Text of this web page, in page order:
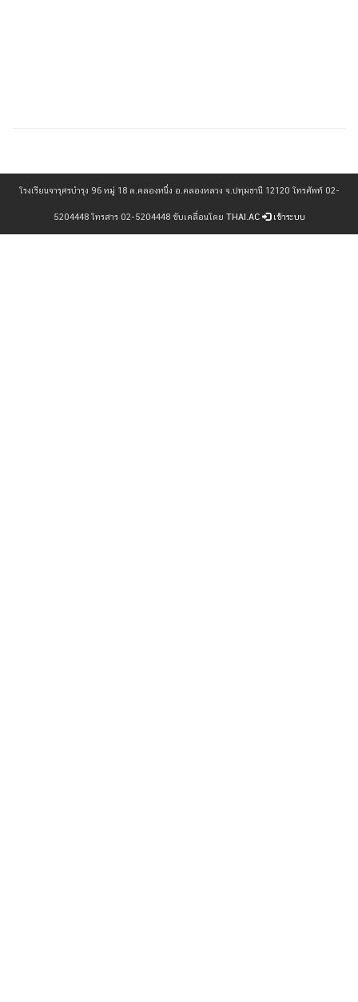
โรงเรียนจารุศรบำรุง 96 หมู่ 18 ต.คลองหนึ่ง อ.คลองหลวง จ.ปทุมธานี 12120 โทรศัพท์ 02-
5204448 โทรสาร 02-5204448 ขับเคลื่อนโดย THAI.AC เข้าระบบ